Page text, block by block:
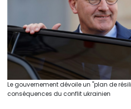
Le gouvernement dévoile un "plan de
conséquences du conflit ukrainien